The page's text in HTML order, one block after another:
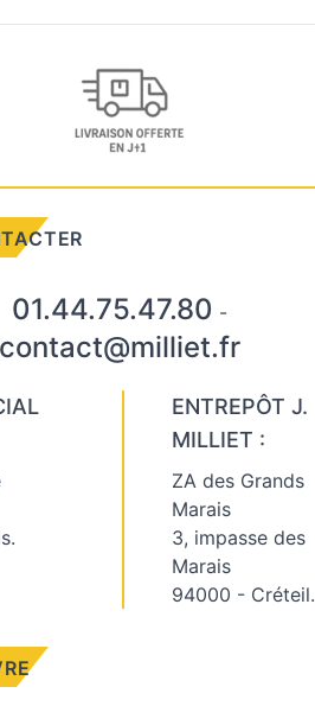
01.44.75.47.80 -
contact@milliet.fr
ENTREPÔT J.
MILLIET :
ZA des Grands
Marais
3, impasse des
Marais
94000 - Créteil.